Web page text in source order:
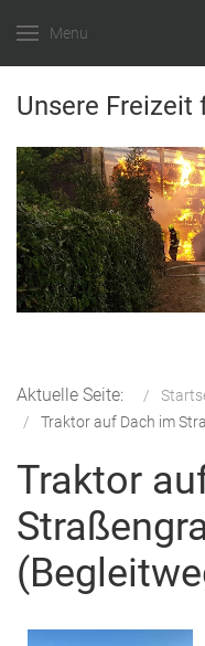
Menu
Unsere Freizeit
Aktuelle Seite:
Traktor auf Dach im
Traktor